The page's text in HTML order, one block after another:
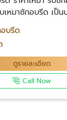
การซัก อบ และรีด
น้นให้บริการด้วยม
ารของลูกค้าทุกท่า
อบความสะดวกสบ
ยการรับส่งสินค้าถึ
าไม่ต้องสะสมผ้าไว้
ารรับซักผ้าโรงแร
บรีด
ดูรายละเอียด
Call Now